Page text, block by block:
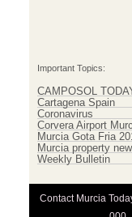
Sucina
CAMPOSOL
Cartagena Spain